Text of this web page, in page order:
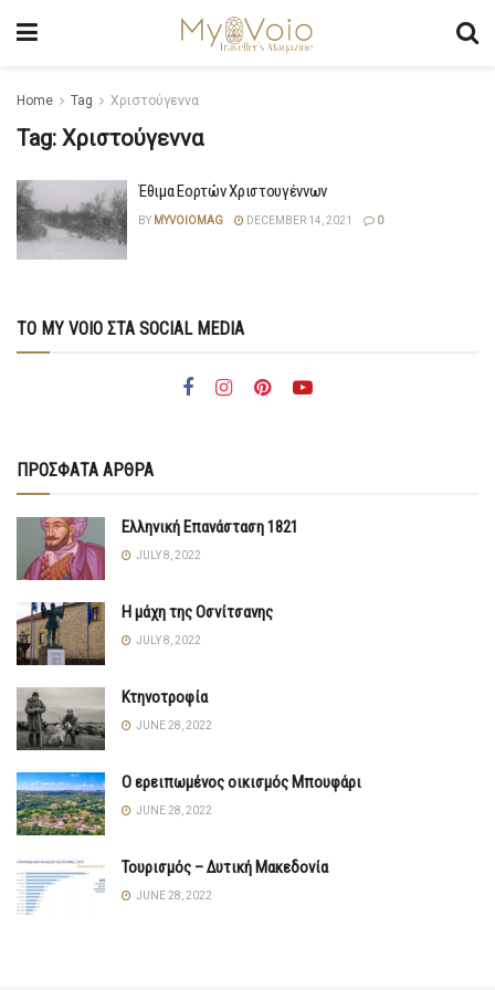
Home Tag Χριστούγεννα
Tag: Χριστούγεννα
Έθιμα Εορτών Χριστουγέννων
BY MYVOIOMAG DECEMBER 14, 2021 0
ΤΟ MY VOIO ΣΤΑ SOCIAL MEDIA
ΠΡΟΣΦΑΤΑ ΑΡΘΡΑ
Ελληνική Επανάσταση 1821
JULY 8, 2022
Η μάχη της Οσνίτσανης
JULY 8, 2022
Κτηνοτροφία
JUNE 28, 2022
Ο ερειπωμένος οικισμός Μπουφάρι
JUNE 28, 2022
Τουρισμός – Δυτική Μακεδονία
JUNE 28, 2022